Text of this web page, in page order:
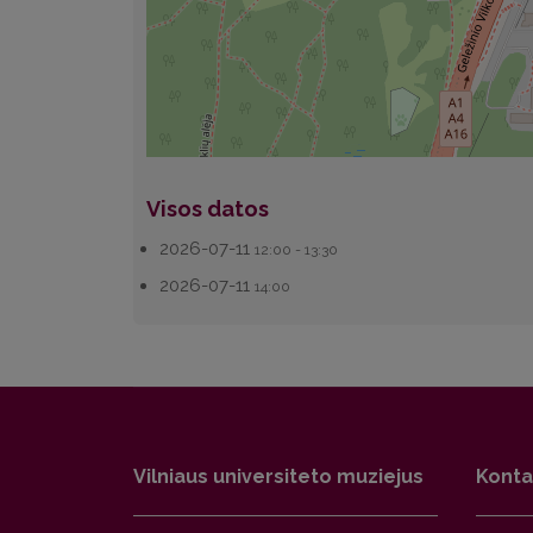
Visos datos
2026-07-11 12:00 - 13:30
2026-07-1114:00
Vilniaus universiteto muziejus